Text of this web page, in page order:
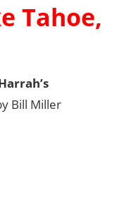
Tahoe,
Bill Miller